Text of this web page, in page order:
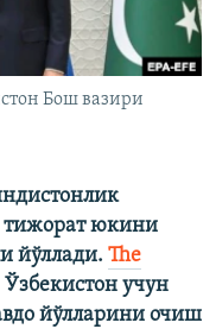
Бош вазири
тижорат юкини
йўллади. The
учун
йўлларини очиш